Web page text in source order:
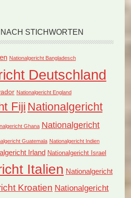
STICHWORTEN
Nationalgericht Bangladesch
Deutschland
Nationalgericht England
Fiji Nationalgericht
Ghana Nationalgericht
Guatemala Nationalgericht Indien
Irland Nationalgericht Israel
Italien Nationalgericht
Kroatien Nationalgericht